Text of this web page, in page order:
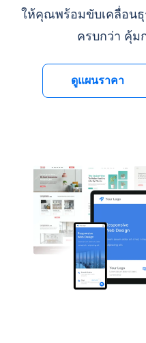
ให้คุณพร้อมขับเคลื่อน
ครบกว่า คุ้ม
ดูแผนราคา